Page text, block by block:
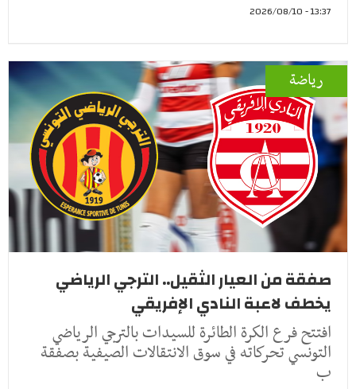
13:37 - 2026/08/10
رياضة
صفقة من العيار الثقيل.. الترجي الرياضي
يخطف لاعبة النادي الإفريقي
افتتح فرع الكرة الطائرة للسيدات بالترجي الرياضي
التونسي تحركاته في سوق الانتقالات الصيفية بصفقة
ب